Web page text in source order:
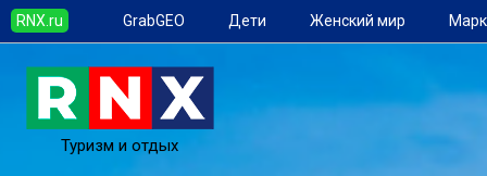
RNX.ru GrabGEO Дети Женский мир
Туризм и отдых